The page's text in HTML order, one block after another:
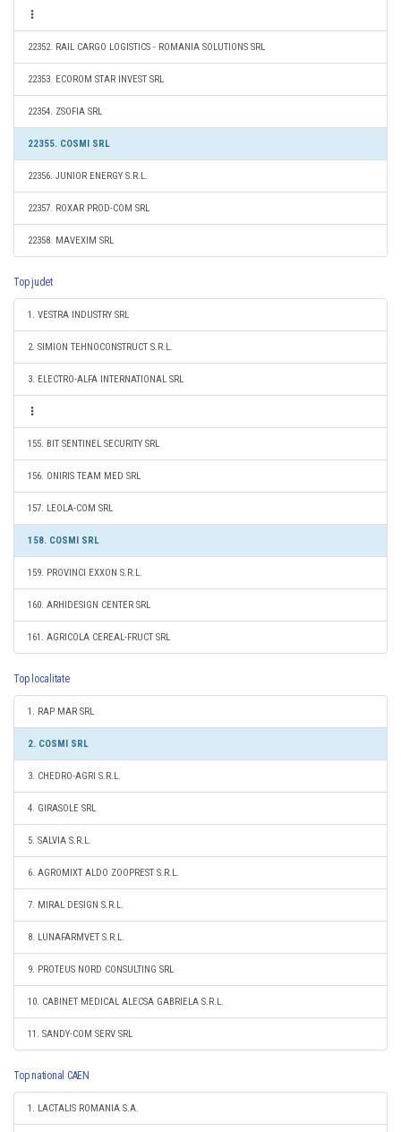
22352. RAIL CARGO LOGISTICS - ROMANIA SOLUTIONS SRL
22353. ECOROM STAR INVEST SRL
22354. ZSOFIA SRL
22355. COSMI SRL
22356. JUNIOR ENERGY S.R.L.
22357. ROXAR PROD-COM SRL
22358. MAVEXIM SRL
Top judet
1. VESTRA INDUSTRY SRL
2. SIMION TEHNOCONSTRUCT S.R.L.
3. ELECTRO-ALFA INTERNATIONAL SRL
155. BIT SENTINEL SECURITY SRL
156. ONIRIS TEAM MED SRL
157. LEOLA-COM SRL
158. COSMI SRL
159. PROVINCI EXXON S.R.L.
160. ARHIDESIGN CENTER SRL
161. AGRICOLA CEREAL-FRUCT SRL
Top localitate
1. RAP MAR SRL
2. COSMI SRL
3. CHEDRO-AGRI S.R.L.
4. GIRASOLE SRL
5. SALVIA S.R.L.
6. AGROMIXT ALDO ZOOPREST S.R.L.
7. MIRAL DESIGN S.R.L.
8. LUNAFARMVET S.R.L.
9. PROTEUS NORD CONSULTING SRL
10. CABINET MEDICAL ALECSA GABRIELA S.R.L.
11. SANDY-COM SERV SRL
Top national CAEN
1. LACTALIS ROMANIA S.A.